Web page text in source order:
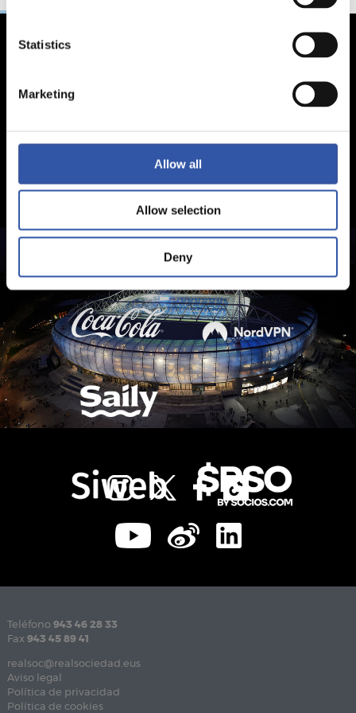
Statistics
Marketing
Allow all
Allow selection
Deny
Teléfono 943 46 28 33
Fax 943 45 89 41
realsoc@realsociedad.eus
Aviso legal
Política de privacidad
Política de cookies